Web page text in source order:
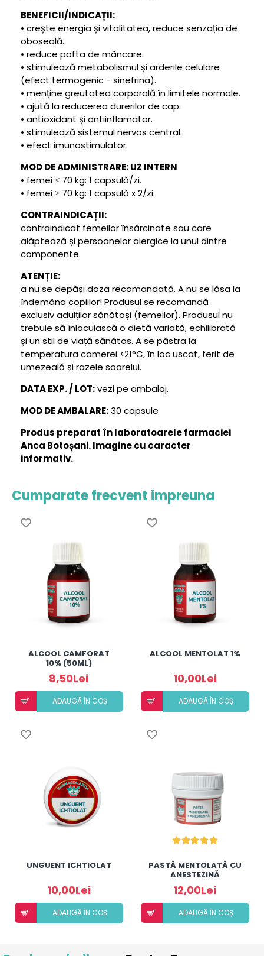
BENEFICII/INDICAȚII:
• crește energia și vitalitatea, reduce senzația de
oboseală.
• reduce pofta de mâncare.
• stimulează metabolismul și arderile celulare
(efect termogenic - sinefrina).
• menține greutatea corporală în limitele normale.
• ajută la reducerea durerilor de cap.
• antioxidant și antiinflamator.
• stimulează sistemul nervos central.
• efect imunostimulator.
MOD DE ADMINISTRARE: UZ INTERN
• femei ≤ 70 kg: 1 capsulă/zi.
• femei ≥ 70 kg: 1 capsulă x 2/zi.
CONTRAINDICAȚII:
contraindicat femeilor însărcinate sau care
alăptează și persoanelor alergice la unul dintre
componente.
ATENȚIE:
a nu se depăși doza recomandată. A nu se lăsa la
îndemâna copiilor! Produsul se recomandă
exclusiv adulților sănătoși (femeilor). Produsul nu
trebuie să înlocuiască o dietă variată, echilibrată
și un stil de viață sănătos. A se păstra la
temperatura camerei <21°C, în loc uscat, ferit de
umezeală și razele soarelui.
DATA EXP. / LOT:vezi pe ambalaj.
MOD DE AMBALARE:30 capsule
Produs preparat în laboratoarele farmaciei
Anca Botoșani. Imagine cu caracter
informativ.
Cumparate frecvent impreuna
ALCOOL CAMFORAT
10% (50ML)
8,50Lei
ADAUGÃ ÎN COȘ
ALCOOL MENTOLAT 1%
10,00Lei
ADAUGÃ ÎN COȘ
UNGUENT ICHTIOLAT
10,00Lei
ADAUGÃ ÎN COȘ
PASTĂ MENTOLATĂ CU
ANESTEZINĂ
12,00Lei
ADAUGÃ ÎN COȘ